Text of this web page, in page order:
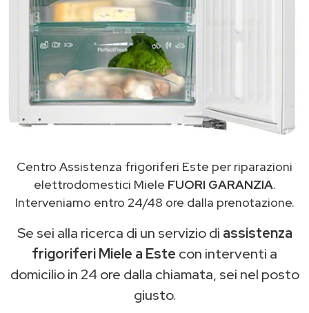
Centro Assistenza frigoriferi Este per riparazioni
elettrodomestici Miele FUORI GARANZIA.
Interveniamo entro 24/48 ore dalla prenotazione.
Se sei alla ricerca di un servizio di assistenza
frigoriferi Miele a Este con interventi a
domicilio in 24 ore dalla chiamata, sei nel posto
giusto.